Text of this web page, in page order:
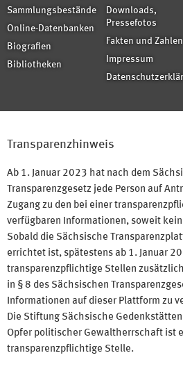
Sammlungsbestände
Online-Datenbanken
Biografien
Bibliotheken
Downloads,
Pressefotos
Fakten und Zahlen
Impressum
Transparenzhinweis
Ab 1. Januar 2023 hat nach dem
Transparenzgesetz jede Person auf
Zugang zu den bei einer
verfügbaren Informationen, soweit
Sobald die Sächsische
errichtet ist, spätestens ab 1. Januar
transparenzpflichtige Stellen
in § 8 des Sächsischen
Informationen auf dieser Plattform zu
Die Stiftung Sächsische
Opfer politischer Gewaltherrschaft ist
transparenzpflichtige Stelle.